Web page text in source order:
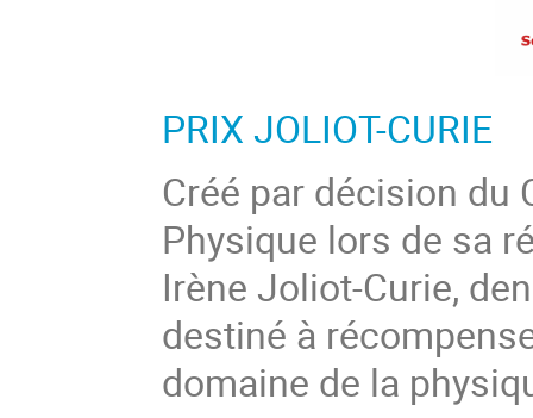
PRIX JOLIOT-CURIE
Créé par décision du
Physique lors de sa
Irène Joliot-Curie,
destiné à
domaine de la